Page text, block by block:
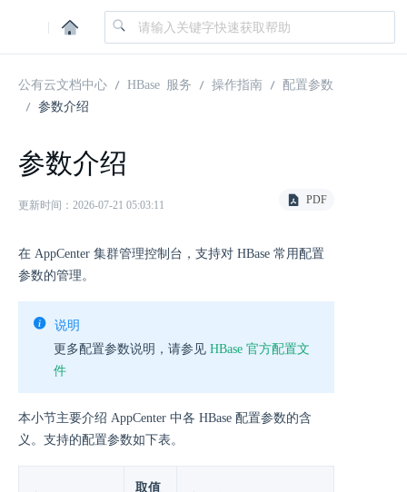
|
公有云文档中心 HBase 服务 操作指南
配置参数
参数介绍
参数介绍
更新时间：2026-07-21 05:03:11 PDF
在 AppCenter 集群管理控制台，支持对 HBase 常用配置
参数的管理。
说明
更多配置参数说明，请参见 HBase 官方配置文
件
本小节主要介绍 AppCenter 中各 HBase 配置参数的含
义。支持的配置参数如下表。
取值